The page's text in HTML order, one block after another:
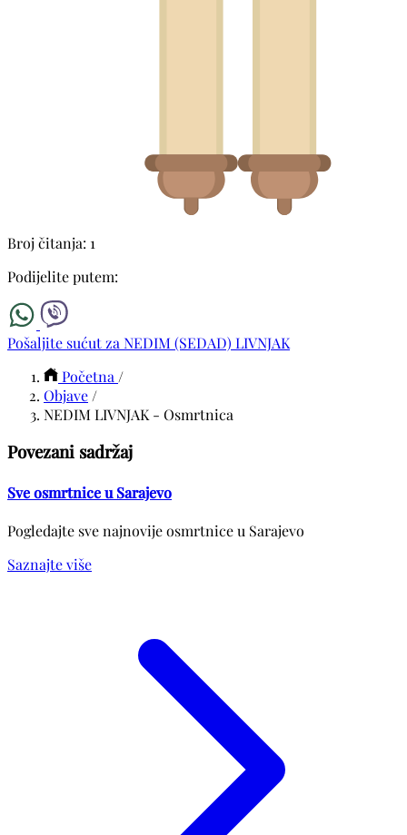
Broj čitanja: 1
Podijelite putem:
Pošaljite sućut za NEDIM (SEDAD) LIVNJAK
Početna /
Objave /
NEDIM LIVNJAK - Osmrtnica
Povezani sadržaj
Sve osmrtnice u Sarajevo
Pogledajte sve najnovije osmrtnice u Sarajevo
Saznajte više